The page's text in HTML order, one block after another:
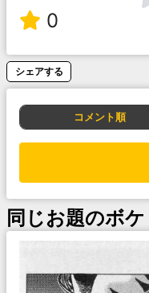
0
シェアする
コメント順
同じお題のボケ